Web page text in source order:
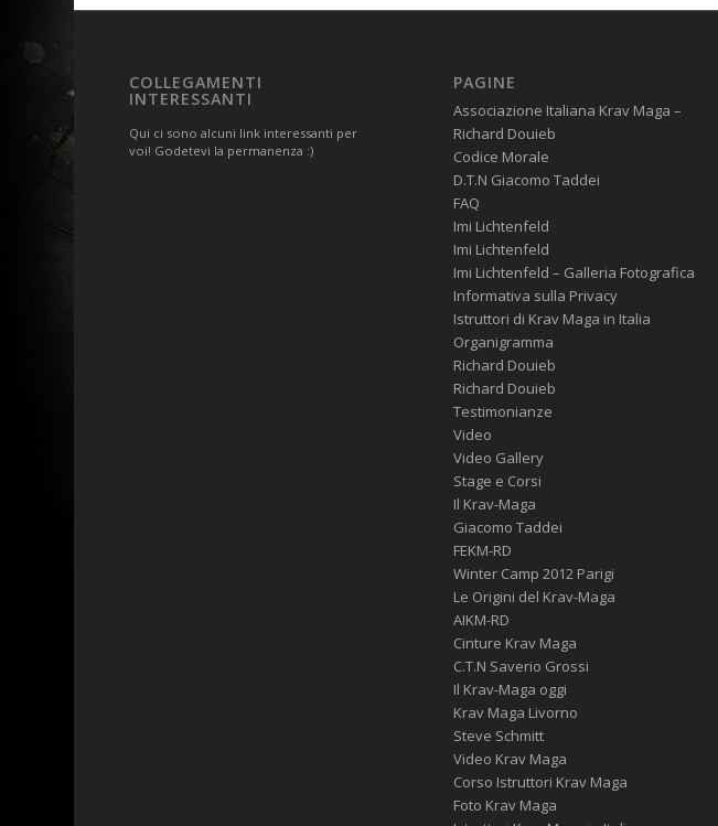
COLLEGAMENTI
INTERESSANTI
Qui ci sono alcuni link interessanti per
voi! Godetevi la permanenza :)
PAGINE
Associazione Italiana Krav Maga –
Richard Douieb
Codice Morale
D.T.N Giacomo Taddei
FAQ
Imi Lichtenfeld
Imi Lichtenfeld
Imi Lichtenfeld – Galleria Fotografica
Informativa sulla Privacy
Istruttori di Krav Maga in Italia
Organigramma
Richard Douieb
Richard Douieb
Testimonianze
Video
Video Gallery
Stage e Corsi
Il Krav-Maga
Giacomo Taddei
FEKM-RD
Winter Camp 2012 Parigi
Le Origini del Krav-Maga
AIKM-RD
Cinture Krav Maga
C.T.N Saverio Grossi
Il Krav-Maga oggi
Krav Maga Livorno
Steve Schmitt
Video Krav Maga
Corso Istruttori Krav Maga
Foto Krav Maga